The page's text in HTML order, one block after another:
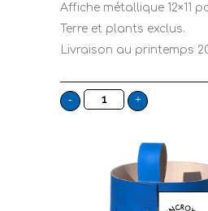
Affiche métallique 12×11
Terre et plants exclus.
Livraison au printemps